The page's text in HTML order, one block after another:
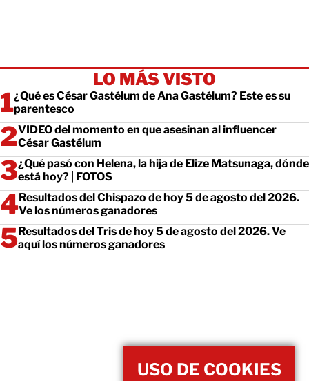
LO MÁS VISTO
¿Qué es César Gastélum de Ana Gastélum? Este es su
parentesco
VIDEO del momento en que asesinan al influencer
César Gastélum
¿Qué pasó con Helena, la hija de Elize Matsunaga, dónde
está hoy? | FOTOS
Resultados del Chispazo de hoy 5 de agosto del 2026.
Ve los números ganadores
Resultados del Tris de hoy 5 de agosto del 2026. Ve
aquí los números ganadores
USO DE COOKIES